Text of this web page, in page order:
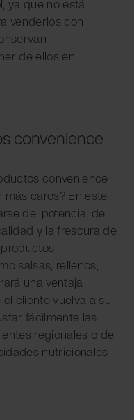
ya que no está
venderlos con
de ellos en
convenience
convenience
caros? En este
del potencial de
y la frescura de
salsas, rellenos,
una ventaja
cliente vuelva a su
fácilmente las
regionales o de
nutricionales